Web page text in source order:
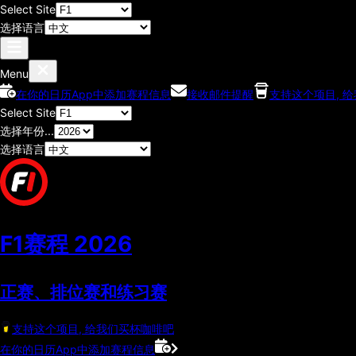
Select Site
选择语言
Menu
在你的日历App中添加赛程信息
接收邮件提醒
支持这个项目,
Select Site
选择年份...
选择语言
F1赛程 2026
正赛、排位赛和练习赛
支持这个项目, 给我们买杯咖啡吧
在你的日历App中添加赛程信息